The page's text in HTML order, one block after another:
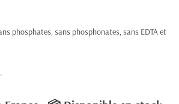
phosphates, sans phosphonates, sans EDTA et